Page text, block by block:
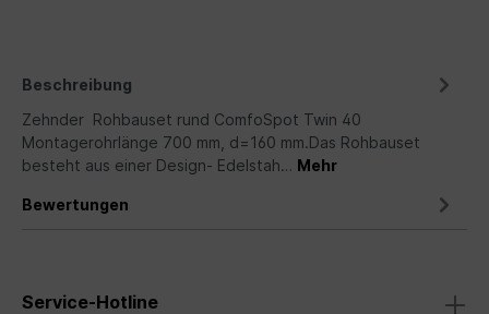
Beschreibung
Zehnder Rohbauset rund ComfoSpot Twin 40
Montagerohrlänge 700 mm, d=160 mm.Das Rohbauset
besteht aus einer Design- Edelstah… Mehr
Bewertungen
Service-Hotline